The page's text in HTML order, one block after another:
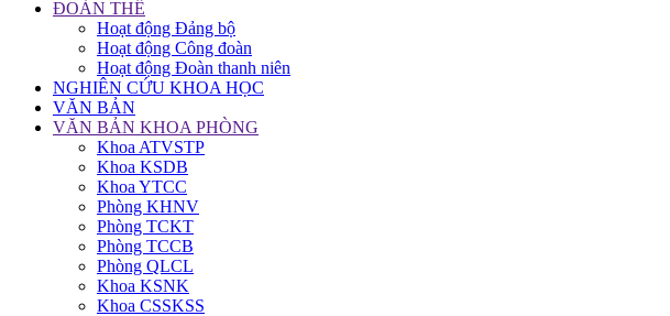
ĐOÀN THỂ
Hoạt động Đảng bộ
Hoạt động Công đoàn
Hoạt động Đoàn thanh niên
NGHIÊN CỨU KHOA HỌC
VĂN BẢN
VĂN BẢN KHOA PHÒNG
Khoa ATVSTP
Khoa KSDB
Khoa YTCC
Phòng KHNV
Phòng TCKT
Phòng TCCB
Phòng QLCL
Khoa KSNK
Khoa CSSKSS